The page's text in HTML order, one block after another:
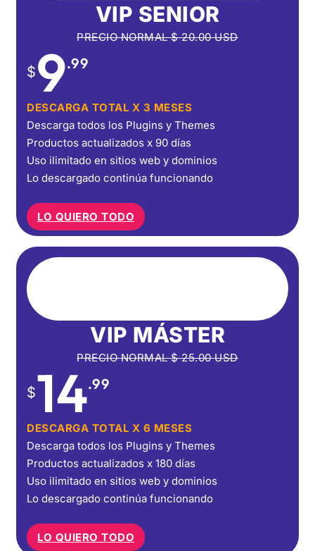
VIP SENIOR
PRECIO NORMAL$20.00USD
$9.99
DESCARGA TOTAL X 3 MESES
Descarga todos los Plugins y Themes
Productos actualizados x 90 días
Uso ilimitado en sitios web y dominios
Lo descargado continúa funcionando
LO QUIERO TODO
VIP MÁSTER
PRECIO NORMAL$25.00USD
$14.99
DESCARGA TOTAL X 6 MESES
Descarga todos los Plugins y Themes
Productos actualizados x 180 días
Uso ilimitado en sitios web y dominios
Lo descargado continúa funcionando
LO QUIERO TODO